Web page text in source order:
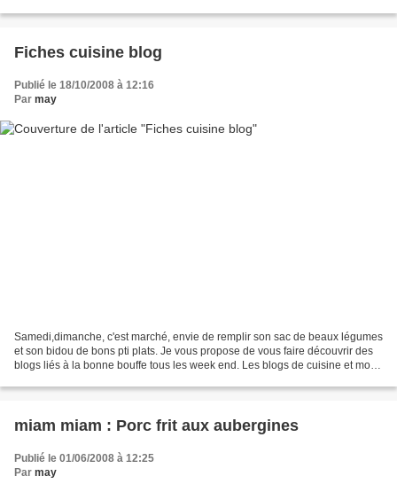
Fiches cuisine blog
Publié le 18/10/2008 à 12:16
Par may
Samedi,dimanche, c'est marché, envie de remplir son sac de beaux légumes
et son bidou de bons pti plats. Je vous propose de vous faire découvrir des
blogs liés à la bonne bouffe tous les week end. Les blogs de cuisine et moi,
miam miam : Porc frit aux aubergines
Publié le 01/06/2008 à 12:25
Par may